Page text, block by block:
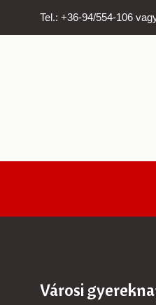
Tel.: +36-94/554-106
Városi